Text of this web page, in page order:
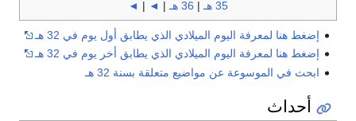
35 هـ
| 36 هـ |
◄
|
◄
إضغط هنا لمعرفة اليوم الميلادي الذي يطابق أول يوم في 32 هـ
إضغط هنا لمعرفة اليوم الميلادي الذي يطابق أخر يوم في 32 هـ
ابحث في الموسوعة عن مواضيع متعلقة بسنة 32 هـ
أحداث